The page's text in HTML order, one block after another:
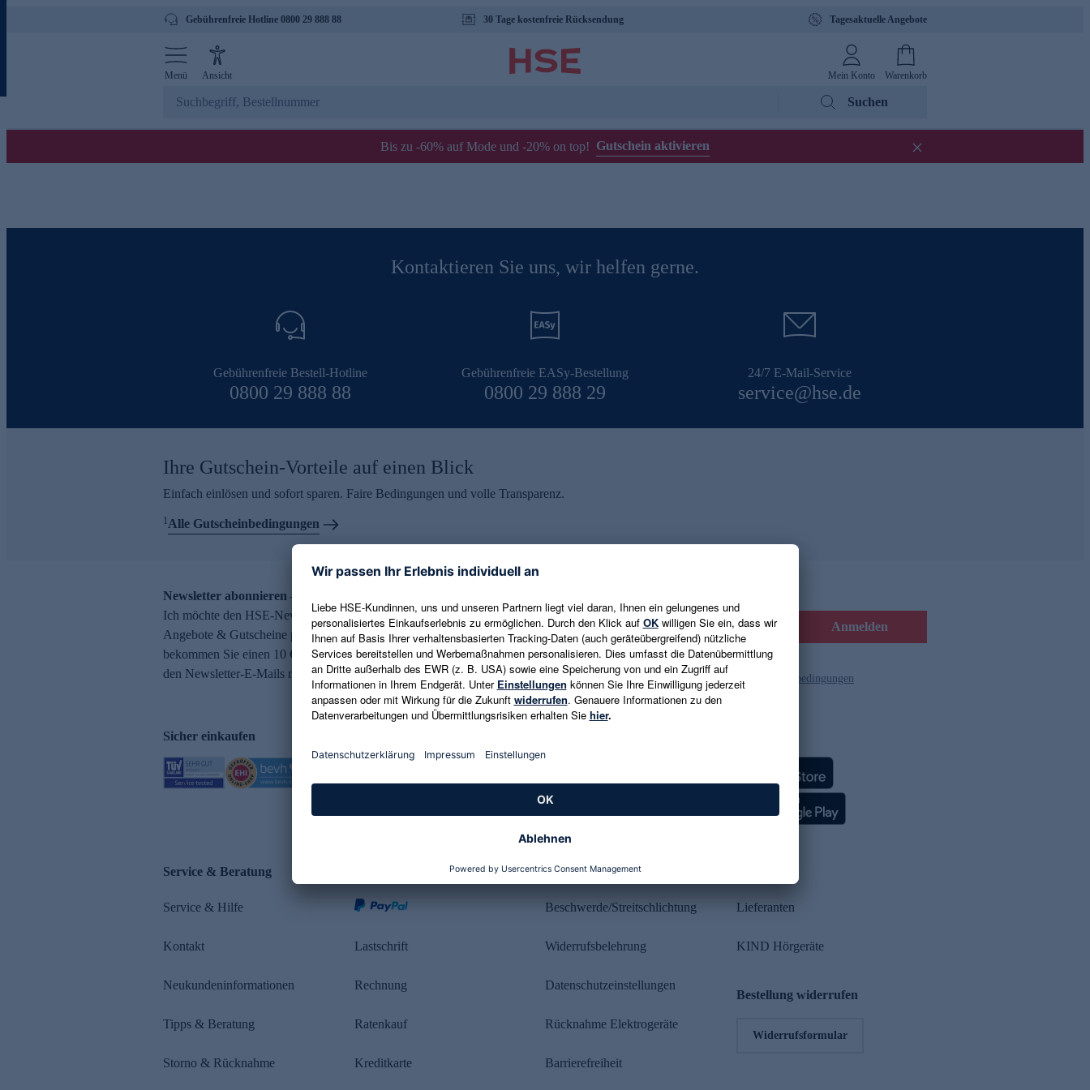
Gebührenfreie Hotline 0800 29 888 88 30 Tage kostenfreie Rücksendung Tagesaktuelle Angebote
Menü Ansicht Mein Konto Warenkorb
Suchen
Bis zu -60% auf Mode und -20% on top! Gutschein aktivieren
Kontaktieren Sie uns, wir helfen gerne.
Gebührenfreie Bestell-Hotline
0800 29 888 88
Gebührenfreie EASy-Bestellung
0800 29 888 29
24/7 E-Mail-Service
service@hse.de
Ihre Gutschein-Vorteile auf einen Blick
Einfach einlösen und sofort sparen. Faire Bedingungen und volle Transparenz.
1Alle Gutscheinbedingungen
Newsletter abonnieren – 10 € Gutschein erhalten
Ich möchte den HSE-Newsletter abonnieren und aktuelle Trends,
Angebote & Gutscheine per E-Mail erhalten. Als Dankeschön
bekommen Sie einen 10 € Gutschein. Eine Abmeldung ist jederzeit in
den Newsletter-E-Mails möglich.
E-Mail-Adresse eingeben Anmelden
Es gelten die Datenschutzrichtlinien und die Gutscheinbedingungen
Sicher einkaufen
Service & Beratung
Service & Hilfe
Kontakt
Neukundeninformationen
Tipps & Beratung
Storno & Rücknahme
Lastschrift
Rechnung
Ratenkauf
Kreditkarte
Rechtliches
Beschwerde/Streitschlichtung
Widerrufsbelehrung
Datenschutzeinstellungen
Rücknahme Elektrogeräte
Barrierefreiheit
Lieferanten
KIND Hörgeräte
Bestellung widerrufen
Widerrufsformular